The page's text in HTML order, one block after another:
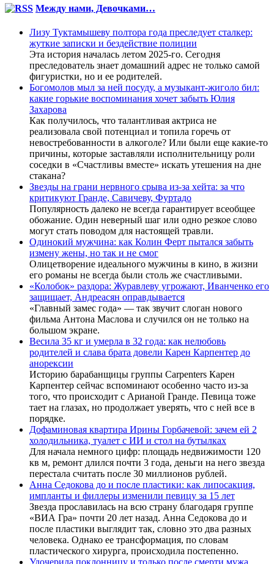
Между нами, Девочками…
Лизу Туктамышеву полтора года преследует сталкер:
жуткие записки и бездействие полиции
Эта история началась летом 2025-го. Сегодня
преследователь знает домашний адрес не только самой
фигуристки, но и ее родителей.
Богомолов мыл за ней посуду, а музыкант-жиголо бил:
какие горькие воспоминания хочет забыть Юлия
Захарова
Как получилось, что талантливая актриса не
реализовала свой потенциал и топила горечь от
невостребованности в алкоголе? Или были еще какие-то
причины, которые заставляли исполнительницу роли
соседки в «Счастливы вместе» искать утешения на дне
стакана?
Звезды на грани нервного срыва из-за хейта: за что
критикуют Гранде, Савичеву, Фуртадо
Популярность далеко не всегда гарантирует всеобщее
обожание. Один неверный шаг или одно резкое слово
могут стать поводом для настоящей травли.
Одинокий мужчина: как Колин Ферт пытался забыть
измену жены, но так и не смог
Олицетворение идеального мужчины в кино, в жизни
его романы не всегда были столь же счастливыми.
«Колобок» раздора: Журавлеву угрожают, Иванченко его
защищает, Андреасян оправдывается
«Главный замес года» — так звучит слоган нового
фильма Антона Маслова и случился он не только на
большом экране.
Весила 35 кг и умерла в 32 года: как нелюбовь
родителей и слава брата довели Карен Карпентер до
анорексии
Историю барабанщицы группы Carpenters Карен
Карпентер сейчас вспоминают особенно часто из-за
того, что происходит с Арианой Гранде. Певица тоже
тает на глазах, но продолжает уверять, что с ней все в
порядке.
Дофаминовая квартира Ирины Горбачевой: зачем ей 2
холодильника, туалет с ИИ и стол на бутылках
Для начала немного цифр: площадь недвижимости 120
кв м, ремонт длился почти 3 года, деньги на него звезда
перестала считать после 30 миллионов рублей.
Анна Седокова до и после пластики: как липосакция,
импланты и филлеры изменили певицу за 15 лет
Звезда прославилась на всю страну благодаря группе
«ВИА Гра» почти 20 лет назад. Анна Седокова до и
после пластики выглядит так, словно это два разных
человека. Однако ее трансформация, по словам
пластического хирурга, происходила постепенно.